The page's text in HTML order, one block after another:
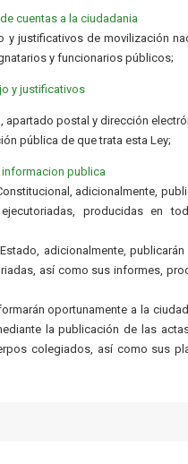
cuentas a la ciudadania
y justificativos de movilización
y funcionarios públicos;
y justificativos
apartado postal y dirección
pública de que trata esta Ley;
publica
adicionalmente,
producidas en
adicionalmente, publicarán
así como sus informes,
oportunamente a la
la publicación de las
colegiados, así como sus